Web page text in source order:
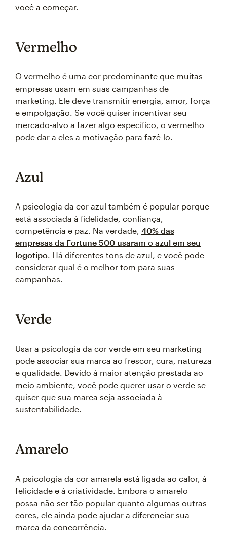
você a começar.
Vermelho
O vermelho é uma cor predominante que muitas
empresas usam em suas campanhas de
marketing. Ele deve transmitir energia, amor, força
e empolgação. Se você quiser incentivar seu
mercado-alvo a fazer algo específico, o vermelho
pode dar a eles a motivação para fazê-lo.
Azul
A psicologia da cor azul também é popular porque
está associada à fidelidade, confiança,
competência e paz. Na verdade, 40% das
empresas da Fortune 500 usaram o azul em seu
logotipo. Há diferentes tons de azul, e você pode
considerar qual é o melhor tom para suas
campanhas.
Verde
Usar a psicologia da cor verde em seu marketing
pode associar sua marca ao frescor, cura, natureza
e qualidade. Devido à maior atenção prestada ao
meio ambiente, você pode querer usar o verde se
quiser que sua marca seja associada à
sustentabilidade.
Amarelo
A psicologia da cor amarela está ligada ao calor, à
felicidade e à criatividade. Embora o amarelo
possa não ser tão popular quanto algumas outras
cores, ele ainda pode ajudar a diferenciar sua
marca da concorrência.